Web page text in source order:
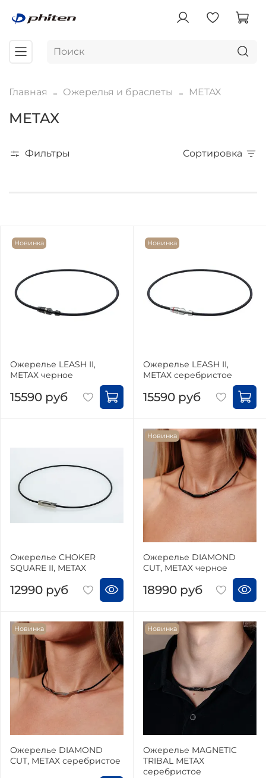
Главная Ожерелья и браслеты METAX
METAX
Фильтры Сортировка
Новинка
Ожерелье LEASH II,
МЕТАХ черное
15590 руб
Новинка
Ожерелье LEASH II,
МЕТАХ серебристое
15590 руб
Ожерелье CHOKER
SQUARE II, МЕТАХ
12990 руб
Новинка
Ожерелье DIAMOND
CUT, МЕТАХ черное
18990 руб
Новинка
Ожерелье DIAMOND
CUT, МЕТАХ серебристое
Новинка
Ожерелье MAGNETIC
TRIBAL МЕТАХ
серебристое